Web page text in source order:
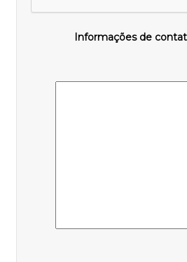
Informações de